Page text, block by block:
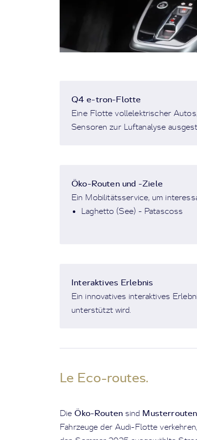
Q4 e-tron-Flotte
Eine Flotte vollelektrischer
Sensoren zur Luftanalyse
Öko-Routen und -Ziele
Ein Mobilitätsservice, um
Laghetto (See) - Patascoss
Interaktives Erlebnis
Ein innovatives interaktives
unterstützt wird.
Le Eco-routes.
Die Öko-Routen sind
Fahrzeuge der Audi-Flotte